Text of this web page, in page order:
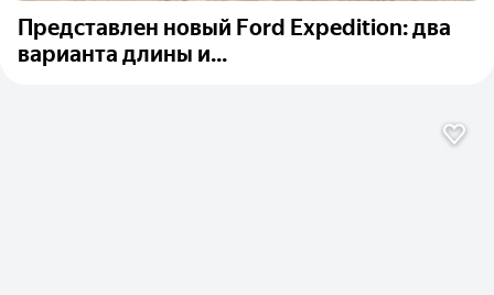
Представлен новый Ford Expedition: два
варианта длины и...